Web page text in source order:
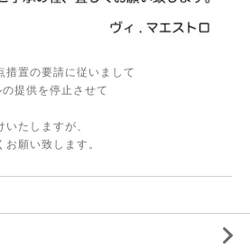
措置の要請に従いまして
提供を停止させて
たしますが、
願い致します。